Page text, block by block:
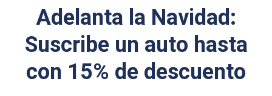
Adelanta la Navidad:
Suscribe un auto hasta
con 15% de descuento